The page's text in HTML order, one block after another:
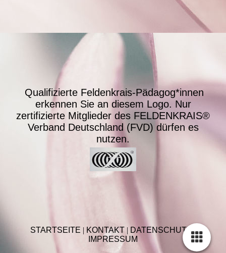
Qualifizierte Feldenkrais-Pädagog*innen
erkennen Sie an diesem Logo. Nur
zertifizierte Mitglieder des FELDENKRAIS®
Verband Deutschland (FVD) dürfen es
nutzen.
STARTSEITE | KONTAKT | DATEN­SCHUTZ |
IMPRESSUM